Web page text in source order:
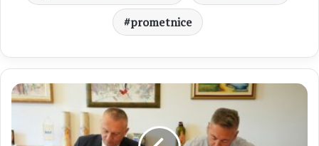
prometnice
Potpisan
ugovor
izgradnju